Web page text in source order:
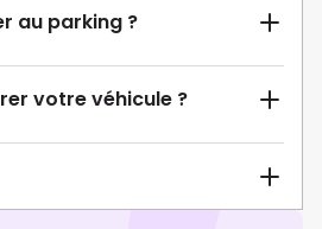
au parking ?
votre véhicule ?